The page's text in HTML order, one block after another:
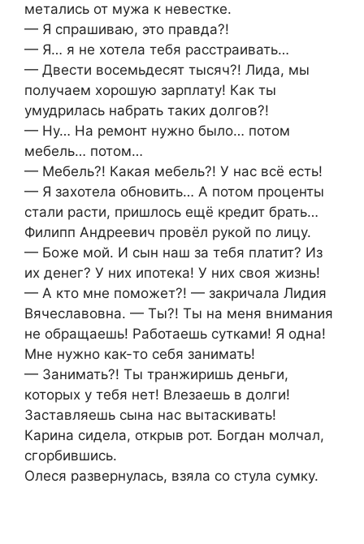
метались от мужа к невестке.
— Я спрашиваю, это правда?!
— Я… я не хотела тебя расстраивать…
— Двести восемьдесят тысяч?! Лида, мы
получаем хорошую зарплату! Как ты
умудрилась набрать таких долгов?!
— Ну… На ремонт нужно было… потом
мебель… потом…
— Мебель?! Какая мебель?! У нас всё есть!
— Я захотела обновить… А потом проценты
стали расти, пришлось ещё кредит брать…
Филипп Андреевич провёл рукой по лицу.
— Боже мой. И сын наш за тебя платит? Из
их денег? У них ипотека! У них своя жизнь!
— А кто мне поможет?! — закричала Лидия
Вячеславовна. — Ты?! Ты на меня внимания
не обращаешь! Работаешь сутками! Я одна!
Мне нужно как-то себя занимать!
— Занимать?! Ты транжиришь деньги,
которых у тебя нет! Влезаешь в долги!
Заставляешь сына нас вытаскивать!
Карина сидела, открыв рот. Богдан молчал,
сгорбившись.
Олеся развернулась, взяла со стула сумку.